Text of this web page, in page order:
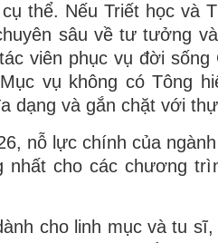
thể. Nếu Triết học và
sâu về tư tưởng
viên phục vụ đời
vụ không có Tông
dạng và gắn chặt với
nỗ lực chính của
nhất cho các chương
cho linh mục và tu